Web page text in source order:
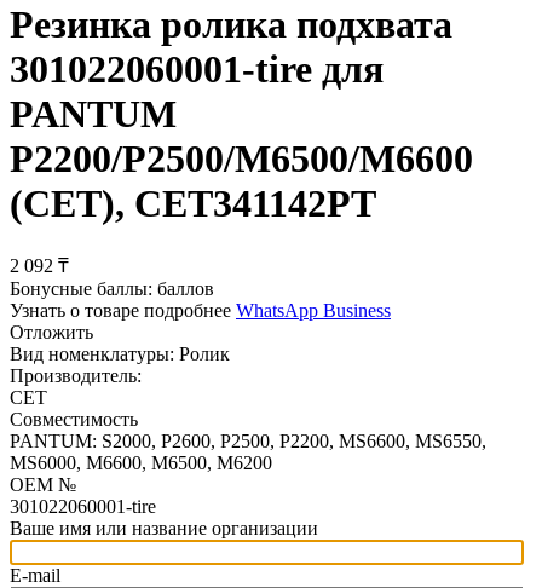
Резинка ролика подхвата
301022060001-tire для
PANTUM
P2200/P2500/M6500/M6600
(CET), CET341142PT
2 092 ₸
Бонусные баллы: баллов
Узнать о товаре подробнее WhatsApp Business
Отложить
Вид номенклатуры: Ролик
Производитель:
CET
Совместимость
PANTUM: S2000, P2600, P2500, P2200, MS6600, MS6550,
MS6000, M6600, M6500, M6200
OEM №
301022060001-tire
Ваше имя или название организации
E-mail